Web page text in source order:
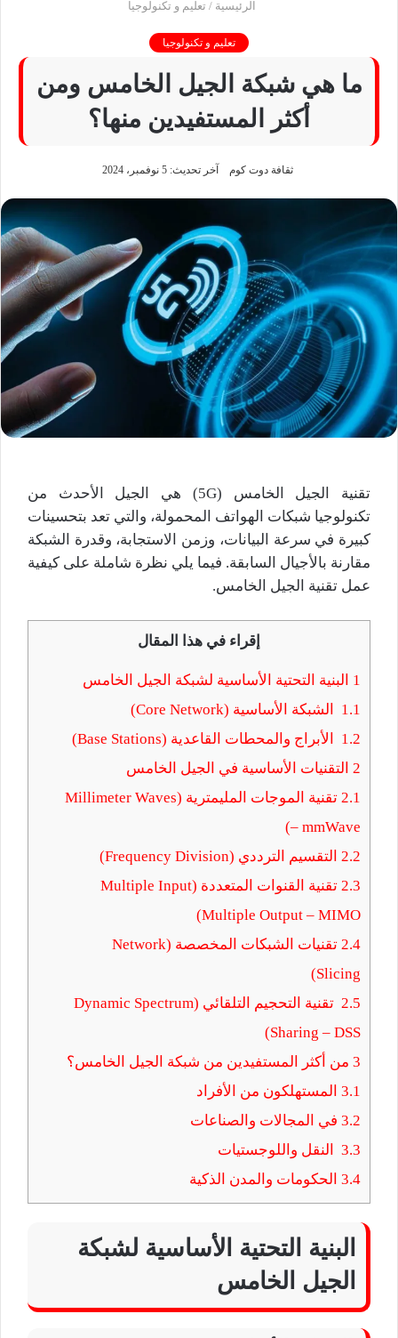
الرئيسية / تعليم و تكنولوجيا
تعليم و تكنولوجيا
ما هي شبكة الجيل الخامس ومن
أكثر المستفيدين منها؟
ثقافة دوت كوم آخر تحديث: 5 نوفمبر، 2024
تقنية الجيل الخامس (5G) هي الجيل الأحدث من
تكنولوجيا شبكات الهواتف المحمولة، والتي تعد بتحسينات
كبيرة في سرعة البيانات، وزمن الاستجابة، وقدرة الشبكة
مقارنة بالأجيال السابقة. فيما يلي نظرة شاملة على كيفية
عمل تقنية الجيل الخامس.
إقراء في هذا المقال
1 البنية التحتية الأساسية لشبكة الجيل الخامس
1.1 الشبكة الأساسية (Core Network)
1.2 الأبراج والمحطات القاعدية (Base Stations)
2 التقنيات الأساسية في الجيل الخامس
2.1
تقنية الموجات المليمترية (Millimeter Waves
– mmWave)
2.2 التقسيم الترددي (Frequency Division)
2.3
تقنية القنوات المتعددة (Multiple Input
Multiple Output – MIMO)
2.4
تقنيات الشبكات المخصصة (Network
Slicing)
2.5
تقنية التحجيم التلقائي (Dynamic Spectrum
Sharing – DSS)
3 من أكثر المستفيدين من شبكة الجيل الخامس؟
3.1 المستهلكون من الأفراد
3.2 في المجالات والصناعات
3.3 النقل واللوجستيات
3.4 الحكومات والمدن الذكية
البنية التحتية الأساسية لشبكة
الجيل الخامس